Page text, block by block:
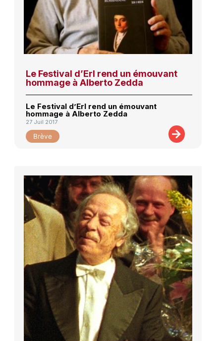
Le Festival d’Erl rend un émouvant
hommage à Alberto Zedda
Le Festival d’Erl rend un émouvant
hommage à Alberto Zedda
27 Juil 2017
Brève